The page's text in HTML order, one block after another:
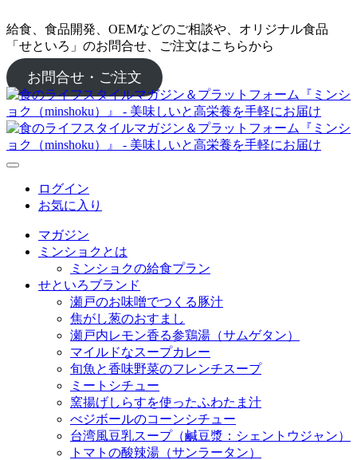
給食、食品開発、OEMなどのご相談や、オリジナル食品
「せといろ」のお問合せ、ご注文はこちらから
お問合せ・ご注文
ログイン
お気に入り
マガジン
ミンショクとは
ミンショクの給食プラン
せといろブランド
瀬戸のお味噌でつくる豚汁
焦がし葱のおすまし
瀬戸内レモン香る参鶏湯（サムゲタン）
マイルドなスープカレー
旬魚と香味野菜のフレンチスープ
ミートシチュー
窯揚げしらすを使ったふわたま汁
べジボールのコーンシチュー
台湾風豆乳スープ（鹹豆漿：シェントウジャン）
トマトの酸辣湯（サンラータン）